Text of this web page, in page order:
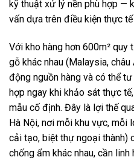
kỹ thuật xử lý nền phù hợp —
vấn dựa trên điều kiện thực
Với kho hàng hơn 600m²
gỗ khác nhau (Malaysia,
động nguồn hàng và có thể
hợp ngay khi khảo sát thực
mẫu cố định. Đây là lợi thế
Hà Nội, nơi mỗi khu vực, mỗi
cải tạo, biệt thự ngoại thành)
chống ẩm khác nhau, cần